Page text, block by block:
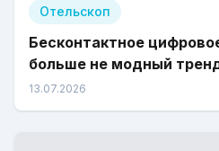
Отельскоп
Бесконтактное
больше не модный
законодательное
13.07.2026